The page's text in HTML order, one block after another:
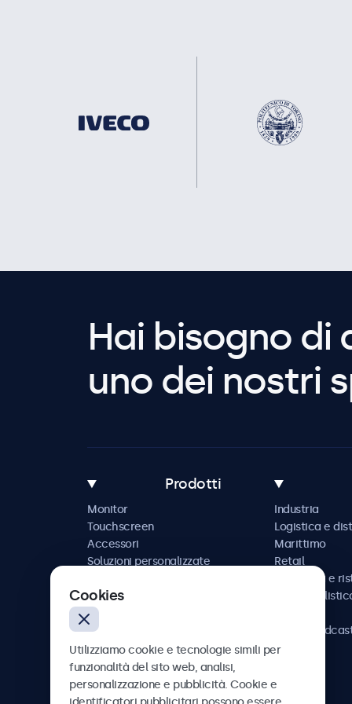
Hai bisogno di
uno dei nostri
Prodotti
Monitor
Touchscreen
Accessori
Soluzioni personalizzate
Industria
Logistica e
Marittimo
Retail
Ospitalità e
AV e
Sanità
Cookies
Utilizziamo cookie e tecnologie simili per
funzionalità del sito web, analisi,
personalizzazione e pubblicità. Cookie e